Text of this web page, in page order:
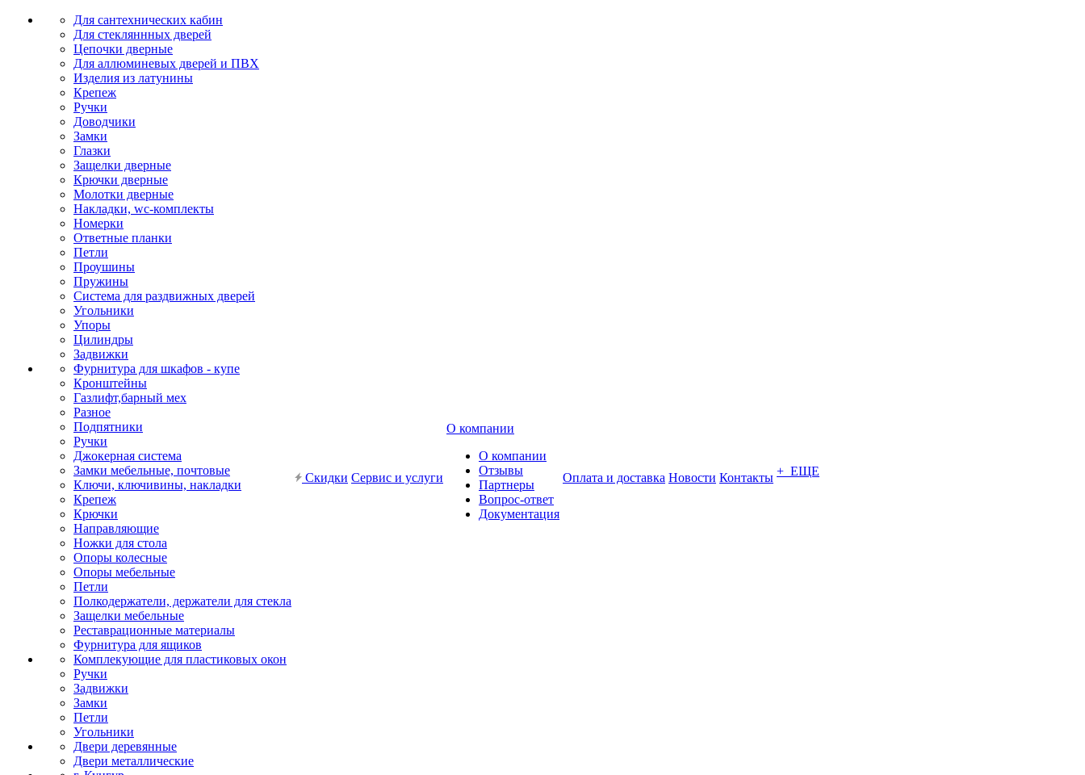
Для сантехнических кабин
Для стекляннных дверей
Цепочки дверные
Для аллюминевых дверей и ПВХ
Изделия из латунины
Крепеж
Ручки
Доводчики
Замки
Глазки
Защелки дверные
Крючки дверные
Молотки дверные
Накладки, wc-комплекты
Номерки
Ответные планки
Петли
Проушины
Пружины
Система для раздвижных дверей
Угольники
Упоры
Цилиндры
Задвижки
Фурнитура для шкафов - купе
Кронштейны
Газлифт,барный мех
Разное
Подпятники
Ручки
Джокерная система
Замки мебельные, почтовые
Ключи, ключивины, накладки
Крепеж
Крючки
Направляющие
Ножки для стола
Опоры колесные
Опоры мебельные
Петли
Полкодержатели, держатели для стекла
Защелки мебельные
Реставрационные материалы
Фурнитура для ящиков
Комплекующие для пластиковых окон
Ручки
Задвижки
Замки
Петли
Угольники
Двери деревянные
Двери металлические
Скидки Сервис и услуги
О компании
О компании
Отзывы
Партнеры
Вопрос-ответ
Документация
Оплата и доставка Новости Контакты + ЕЩЕ